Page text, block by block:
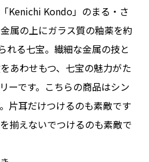
Kenichi Kondo」のまる・さ
属の上にガラス質の釉薬を約
れる七宝。繊細な金属の技と
あわせもつ、七宝の魅力がた
ーです。こちらの商品はシン
片耳だけつけるのも素敵です
揃えないでつけるのも素敵で